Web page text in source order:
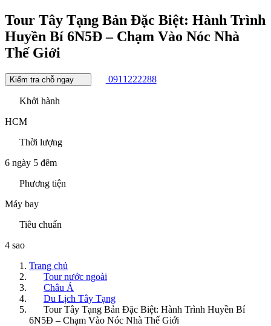
Tour Tây Tạng Bản Đặc Biệt: Hành Trình
Huyền Bí 6N5Đ – Chạm Vào Nóc Nhà
Thế Giới
Kiểm tra chỗ ngay 0911222288
Khởi hành
HCM
Thời lượng
6 ngày 5 đêm
Phương tiện
Máy bay
Tiêu chuẩn
4 sao
Trang chủ
Tour nước ngoài
Châu Á
Du Lịch Tây Tạng
Tour Tây Tạng Bản Đặc Biệt: Hành Trình Huyền Bí
6N5Đ – Chạm Vào Nóc Nhà Thế Giới